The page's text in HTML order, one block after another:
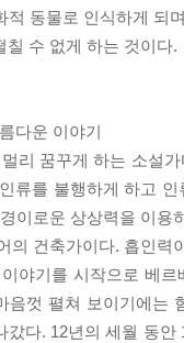
적 동물로 인식하게 되
칠 수 없게 하는 것이다.
다운 이야기
리 꿈꾸게 하는 소설
류를 불행하게 하고
이로운 상상력을 이
의 건축가이다. 흡인
야기를 시작으로 베
음껏 펼쳐 보이기에는
갔다. 12년의 세월 동